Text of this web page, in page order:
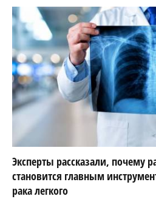
Эксперты рассказали, почему
становится главным
рака легкого